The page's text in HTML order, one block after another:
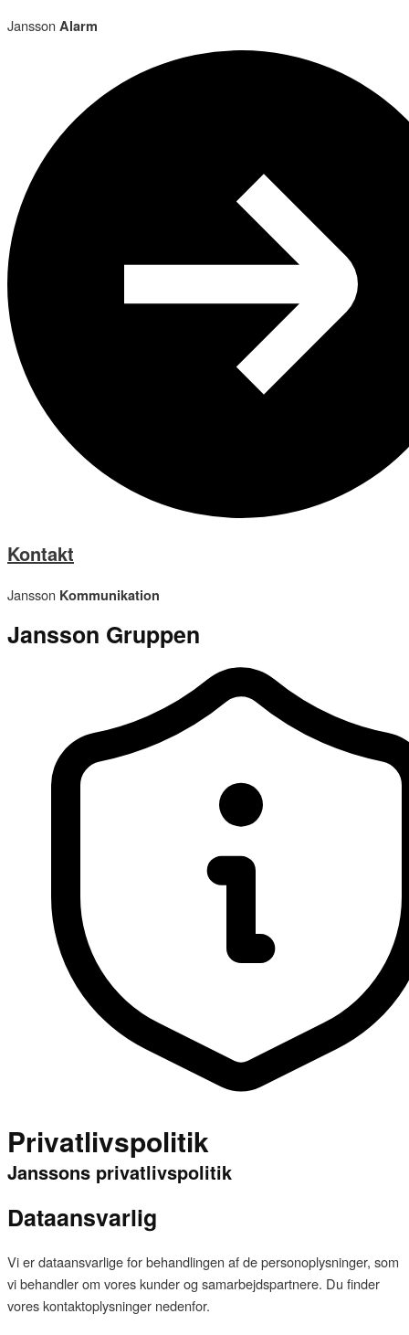
Jansson Alarm
Kontakt
Jansson Kommunikation
Jansson Gruppen
Privatlivspolitik
Janssons privatlivspolitik
Dataansvarlig
Vi er dataansvarlige for behandlingen af de personoplysninger, som
vi behandler om vores kunder og samarbejdspartnere. Du finder
vores kontaktoplysninger nedenfor.